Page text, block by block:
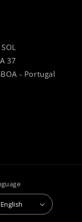
37
- Portugal
English